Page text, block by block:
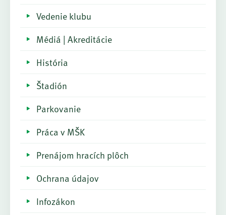
Vedenie klubu
Médiá | Akreditácie
História
Štadión
Parkovanie
Práca v MŠK
Prenájom hracích plôch
Ochrana údajov
Infozákon